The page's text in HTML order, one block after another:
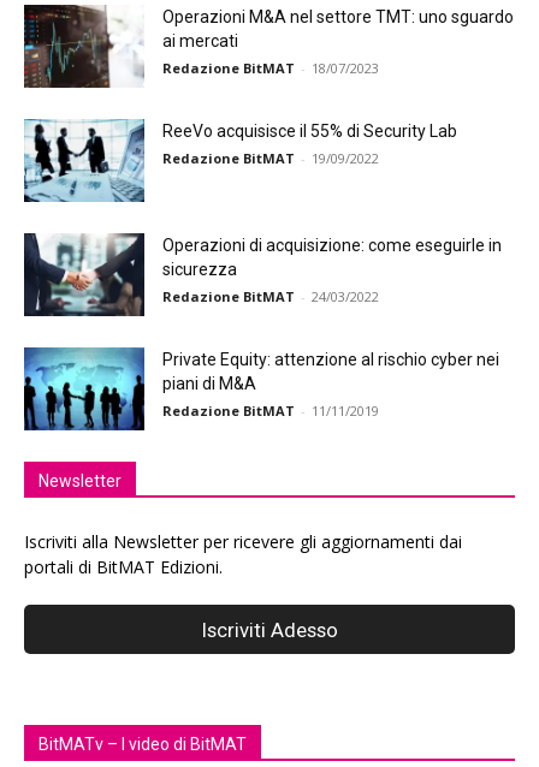
Operazioni M&A nel settore TMT: uno sguardo
ai mercati
Redazione BitMAT - 18/07/2023
ReeVo acquisisce il 55% di Security Lab
Redazione BitMAT - 19/09/2022
Operazioni di acquisizione: come eseguirle in
sicurezza
Redazione BitMAT - 24/03/2022
Private Equity: attenzione al rischio cyber nei
piani di M&A
Redazione BitMAT - 11/11/2019
Newsletter
Iscriviti alla Newsletter per ricevere gli aggiornamenti dai
portali di BitMAT Edizioni.
BitMATv – I video di BitMAT